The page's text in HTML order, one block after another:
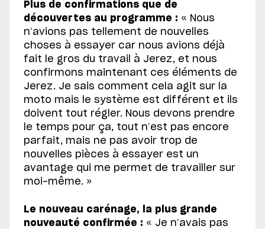
Plus de confirmations que de
découvertes au programme : « Nous
n’avions pas tellement de nouvelles
choses à essayer car nous avions déjà
fait le gros du travail à Jerez, et nous
confirmons maintenant ces éléments de
Jerez. Je sais comment cela agit sur la
moto mais le système est différent et ils
doivent tout régler. Nous devons prendre
le temps pour ça, tout n’est pas encore
parfait, mais ne pas avoir trop de
nouvelles pièces à essayer est un
avantage qui me permet de travailler sur
moi-même. »
Le nouveau carénage, la plus grande
nouveauté confirmée : « Je n’avais pas